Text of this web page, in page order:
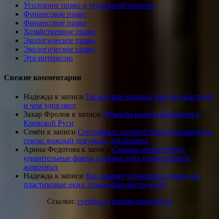
Уголовное право и уголовный процесс
Финансовое право
Финансовое право
Хозяйственное право
Экологическое право
Экологическое право
Это интересно
Свежие комментарии
Надежда к записи Гигантские вараны: Как они выглядят
и чем удивляют
Захар Фролов к записи Объекты налогообложения в
Киевской Руси
Семён к записи Сертификат соответствия Таможенного
союза: важный документ для бизнеса
Арина Федотова к записи Сколько живет бобер:
удивительные факты о жизни этих удивительных
животных
Надежда к записи Как самому установить откосы на
пластиковые окна: пошаговая инструкция
Ссылки: cvetokk.ru vmeste-masterim.ru